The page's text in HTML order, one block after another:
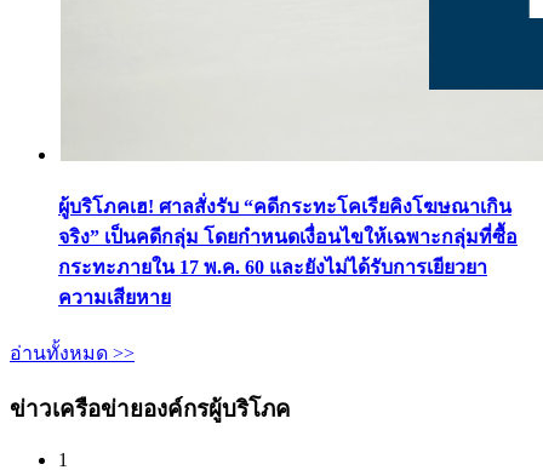
ผู้บริโภคเฮ! ศาลสั่งรับ “คดีกระทะโคเรียคิงโฆษณาเกิน
จริง” เป็นคดีกลุ่ม โดยกำหนดเงื่อนไขให้เฉพาะกลุ่มที่ซื้อ
กระทะภายใน 17 พ.ค. 60 และยังไม่ได้รับการเยียวยา
ความเสียหาย
อ่านทั้งหมด >>
ข่าวเครือข่ายองค์กรผู้บริโภค
1